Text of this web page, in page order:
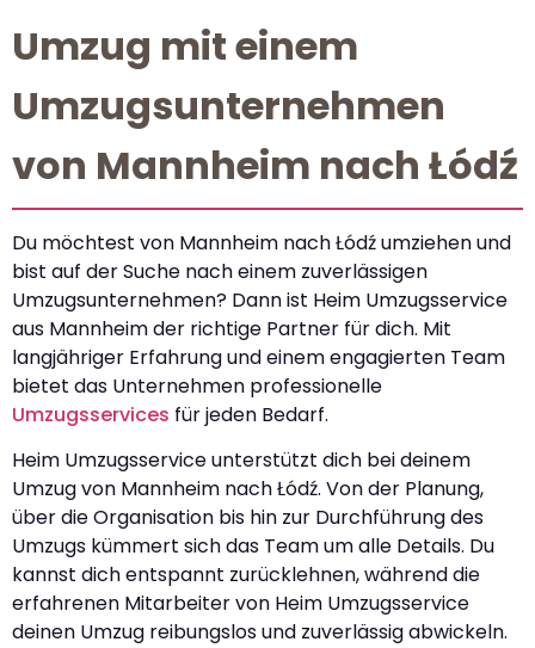
Umzug mit einem
Umzugsunternehmen
von Mannheim nach Łódź
Du möchtest von Mannheim nach Łódź umziehen und
bist auf der Suche nach einem zuverlässigen
Umzugsunternehmen? Dann ist Heim Umzugsservice
aus Mannheim der richtige Partner für dich. Mit
langjähriger Erfahrung und einem engagierten Team
bietet das Unternehmen professionelle
Umzugsservices für jeden Bedarf.
Heim Umzugsservice unterstützt dich bei deinem
Umzug von Mannheim nach Łódź. Von der Planung,
über die Organisation bis hin zur Durchführung des
Umzugs kümmert sich das Team um alle Details. Du
kannst dich entspannt zurücklehnen, während die
erfahrenen Mitarbeiter von Heim Umzugsservice
deinen Umzug reibungslos und zuverlässig abwickeln.